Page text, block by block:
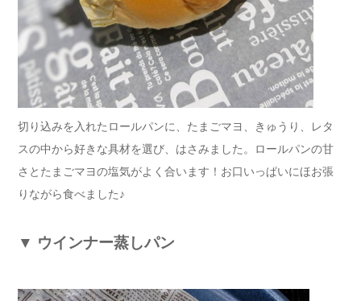
切り込みを入れたロールパンに、たまごマヨ、きゅうり、レタ
スの中から好きな具材を選び、はさみました。ロールパンの甘
さとたまごマヨの塩気がよく合います！お口いっぱいにほお張
りながら食べました♪
▼ ウインナー蒸しパン